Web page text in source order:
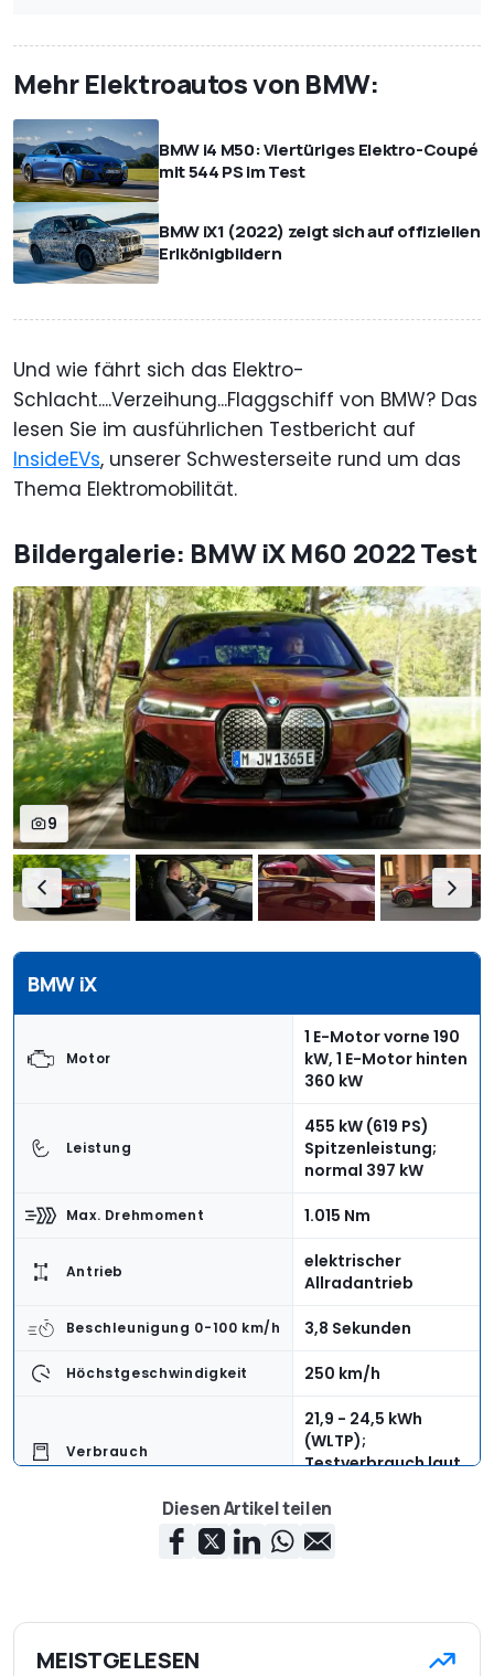
Mehr Elektroautos von BMW:
BMW i4 M50: Viertüriges Elektro-Coupé
mit 544 PS im Test
BMW iX1 (2022) zeigt sich auf offiziellen
Erlkönigbildern
Und wie fährt sich das Elektro-
Schlacht....Verzeihung...Flaggschiff von BMW? Das
lesen Sie im ausführlichen Testbericht auf
InsideEVs, unserer Schwesterseite rund um das
Thema Elektromobilität.
Bildergalerie: BMW iX M60 2022 Test
9
BMW iX
Motor
1 E-Motor vorne 190
kW, 1 E-Motor hinten
360 kW
Leistung
455 kW (619 PS)
Spitzenleistung;
normal 397 kW
Max. Drehmoment 1.015 Nm
Antrieb
elektrischer
Allradantrieb
Beschleunigung 0-100 km/h 3,8 Sekunden
Höchstgeschwindigkeit 250 km/h
Verbrauch
21,9 - 24,5 kWh
(WLTP);
Testverbrauch laut
105,2 kWh (netto)
bis 11 kW AC; bis 195
Diesen Artikel teilen
MEISTGELESEN